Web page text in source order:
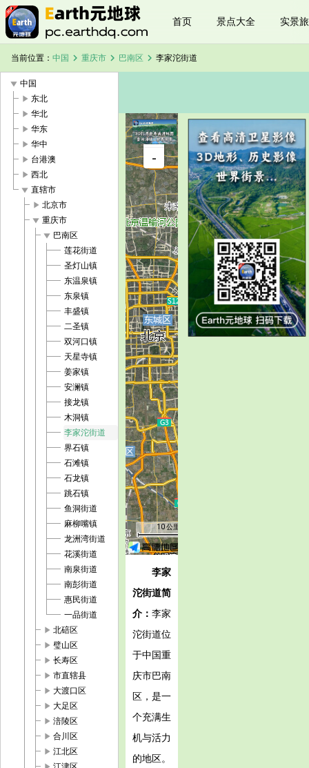
首页 景点大全 实景
当前位置： 中国 chevron_right 重庆市 chevron_right 巴南区 chevron_right 李家沱街道
play_arrow 中国
play_arrow 东北
play_arrow 华北
play_arrow 华东
play_arrow 华中
play_arrow 台港澳
play_arrow 西北
play_arrow 直辖市
play_arrow 北京市
play_arrow 重庆市
play_arrow 巴南区
莲花街道
圣灯山镇
东温泉镇
东泉镇
丰盛镇
二圣镇
双河口镇
天星寺镇
姜家镇
安澜镇
接龙镇
木洞镇
李家沱街道
界石镇
石滩镇
石龙镇
跳石镇
鱼洞街道
麻柳嘴镇
龙洲湾街道
花溪街道
南泉街道
南彭街道
惠民街道
一品街道
play_arrow 北碚区
play_arrow 璧山区
play_arrow 长寿区
play_arrow 市直辖县
play_arrow 大渡口区
play_arrow 大足区
play_arrow 涪陵区
play_arrow 合川区
play_arrow 江北区
李家沱街道
卫星地图
加载中，请
稍候...
10 公里
+
-
李家
沱街道简
介： 李家
沱街道位
于中国重
庆市巴南
区，是一
个充满生
机与活力
的地区。